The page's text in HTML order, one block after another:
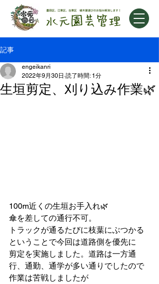
記事
生垣剪定、刈り込み作業🌿
engeikanri
2022年9月30日 読了時間: 1分
100m近くの生垣お手入れ🌿
傘を差しての通行不可。
トラックが通るたびに枝葉にぶつかる
ということで今回は道路側を優先に
剪定を実施しました。道路は一方通
行、通勤、通学が多い通りでしたので
作業は苦戦しましたが